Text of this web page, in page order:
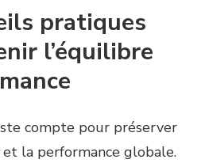
pratiques
l’équilibre
compte pour préserver
la performance globale.